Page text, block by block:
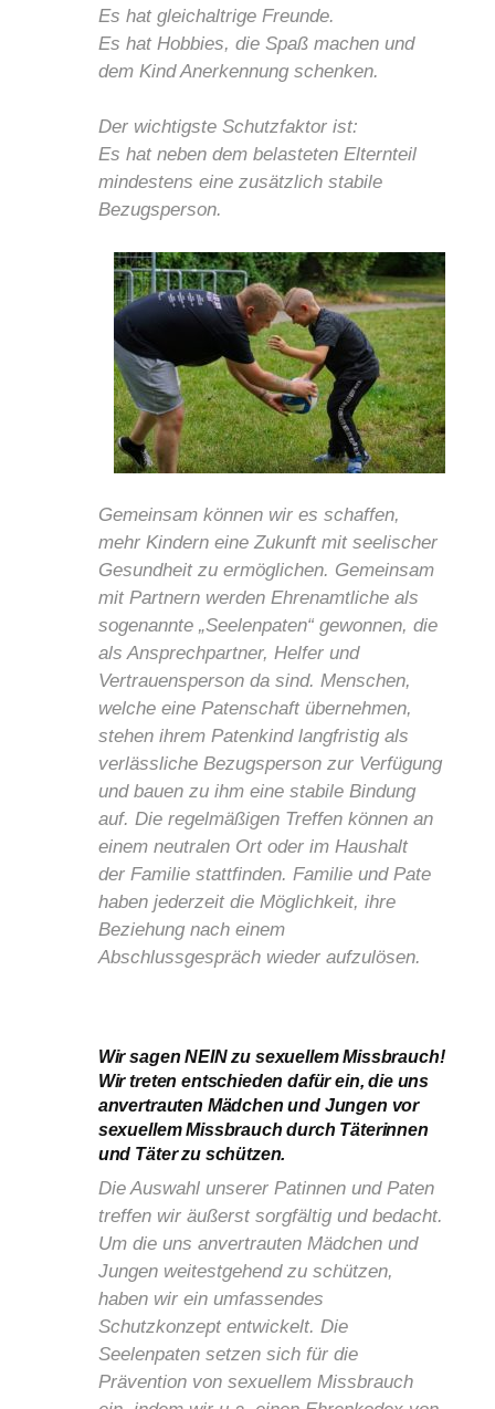
Es hat gleichaltrige Freunde.
Es hat Hobbies, die Spaß machen und
dem Kind Anerkennung schenken.
Der wichtigste Schutzfaktor ist:
Es hat neben dem belasteten Elternteil
mindestens eine zusätzlich stabile
Bezugsperson.
Gemeinsam können wir es schaffen,
mehr Kindern eine Zukunft mit seelischer
Gesundheit zu ermöglichen. Gemeinsam
mit Partnern werden Ehrenamtliche als
sogenannte „Seelenpaten“ gewonnen, die
als Ansprechpartner, Helfer und
Vertrauensperson da sind. Menschen,
welche eine Patenschaft übernehmen,
stehen ihrem Patenkind langfristig als
verlässliche Bezugsperson zur Verfügung
und bauen zu ihm eine stabile Bindung
auf. Die regelmäßigen Treffen können an
einem neutralen Ort oder im Haushalt
der Familie stattfinden. Familie und Pate
haben jederzeit die Möglichkeit, ihre
Beziehung nach einem
Abschlussgespräch wieder aufzulösen.
Wir sagen NEIN zu sexuellem Missbrauch!
Wir treten entschieden dafür ein, die uns
anvertrauten Mädchen und Jungen vor
sexuellem Missbrauch durch Täterinnen
und Täter zu schützen.
Die Auswahl unserer Patinnen und Paten
treffen wir äußerst sorgfältig und bedacht.
Um die uns anvertrauten Mädchen und
Jungen weitestgehend zu schützen,
haben wir ein umfassendes
Schutzkonzept entwickelt. Die
Seelenpaten setzen sich für die
Prävention von sexuellem Missbrauch